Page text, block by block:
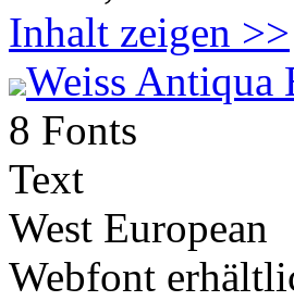
Inhalt zeigen >>
Weiss Antiqua
8 Fonts
Text
West European
Webfont